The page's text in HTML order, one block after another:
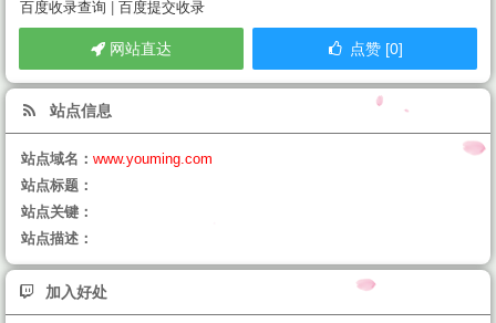
百度收录查询
百度提交收录
网站直达 点赞 [0]
站点信息
站点域名： www.youming.com
站点标题：
站点关键：
站点描述：
加入好处